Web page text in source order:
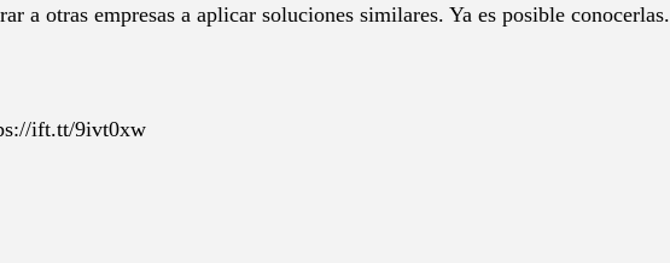
a otras empresas a aplicar soluciones similares. Ya es posible conocerlas.
ift.tt/9ivt0xw